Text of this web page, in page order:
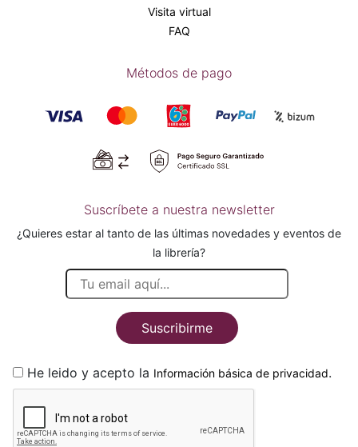
Visita virtual
FAQ
Métodos de pago
Suscríbete a nuestra newsletter
¿Quieres estar al tanto de las últimas novedades y eventos de
la librería?
Suscribirme
He leido y acepto la Información básica de privacidad.